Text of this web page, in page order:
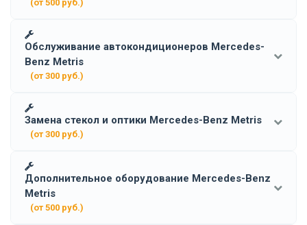
(от 500 руб.)
Обслуживание автокондиционеров Mercedes-
Benz Metris
(от 300 руб.)
Замена стекол и оптики Mercedes-Benz Metris
(от 300 руб.)
Дополнительное оборудование Mercedes-Benz
Metris
(от 500 руб.)